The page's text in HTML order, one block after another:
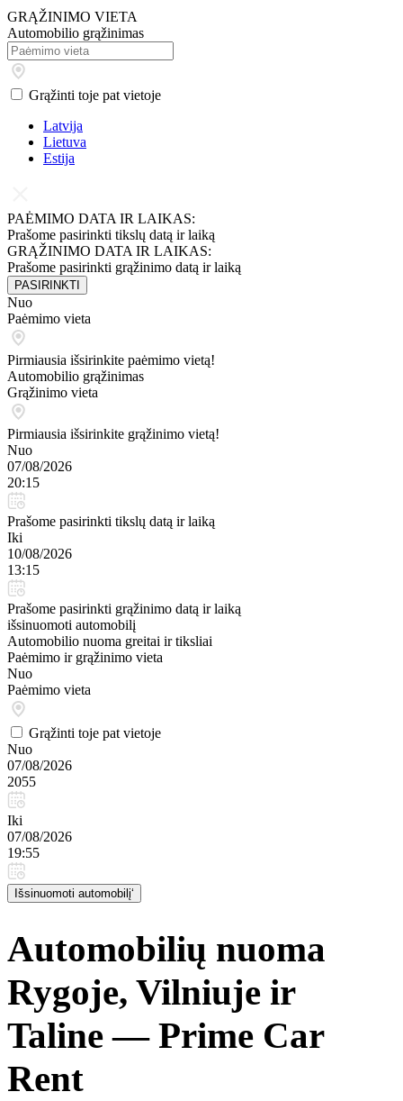
GRĄŽINIMO VIETA
Automobilio grąžinimas
Grąžinti toje pat vietoje
Latvija
Lietuva
Estija
PAĖMIMO DATA IR LAIKAS:
Prašome pasirinkti tikslų datą ir laiką
GRĄŽINIMO DATA IR LAIKAS:
Prašome pasirinkti grąžinimo datą ir laiką
PASIRINKTI
Nuo
Paėmimo vieta
Pirmiausia išsirinkite paėmimo vietą!
Automobilio grąžinimas
Grąžinimo vieta
Pirmiausia išsirinkite grąžinimo vietą!
Nuo
07/08/2026
20:15
Prašome pasirinkti tikslų datą ir laiką
Iki
10/08/2026
13:15
Prašome pasirinkti grąžinimo datą ir laiką
išsinuomoti automobilį
Automobilio nuoma greitai ir tiksliai
Paėmimo ir grąžinimo vieta
Nuo
Paėmimo vieta
Grąžinti toje pat vietoje
Nuo
07/08/2026
2055
Iki
07/08/2026
19:55
Išsinuomoti automobilį‘
Automobilių nuoma
Rygoje, Vilniuje ir
Taline — Prime Car
Rent